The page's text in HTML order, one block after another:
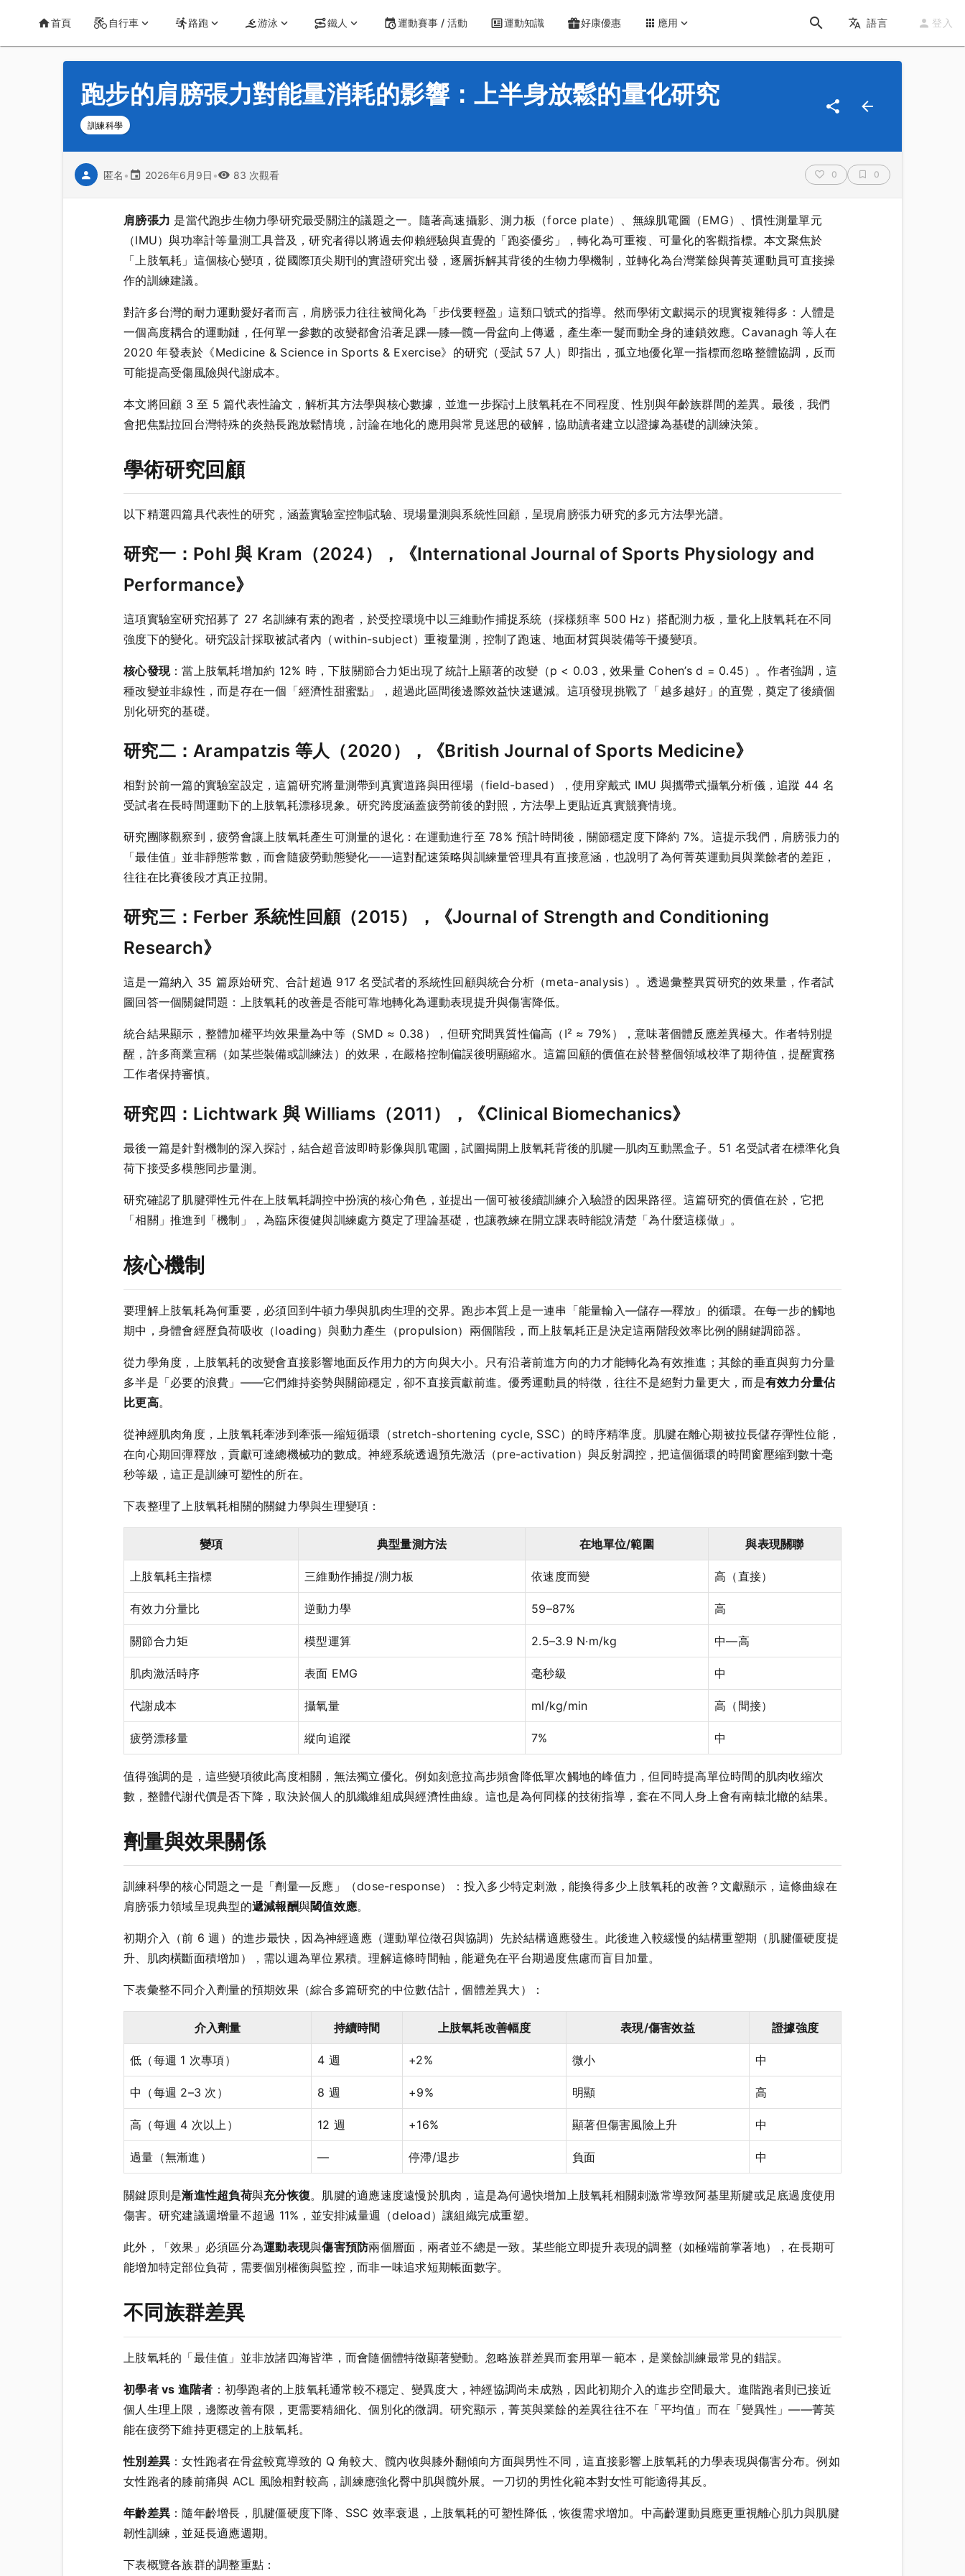
CT Yeh 公路車基地
首頁 自行車 路跑 游泳 鐵人 運動賽事 / 活動 運動知識 好康優惠 應用 語言 登入
運動知識 詳情
跑步的肩膀張力對能量消耗的影響：上半身放鬆的量化研究
訓練科學
匿名 • 2026年6月9日 • 83 次觀看 0 0
肩膀張力 是當代跑步生物力學研究最受關注的議題之一。隨著高速攝影、測力板（force plate）、無線肌電圖（EMG）、慣性測量單元
（IMU）與功率計等量測工具普及，研究者得以將過去仰賴經驗與直覺的「跑姿優劣」，轉化為可重複、可量化的客觀指標。本文聚焦於
「上肢氧耗」這個核心變項，從國際頂尖期刊的實證研究出發，逐層拆解其背後的生物力學機制，並轉化為台灣業餘與菁英運動員可直接操
作的訓練建議。
對許多台灣的耐力運動愛好者而言，肩膀張力往往被簡化為「步伐要輕盈」這類口號式的指導。然而學術文獻揭示的現實複雜得多：人體是
一個高度耦合的運動鏈，任何單一參數的改變都會沿著足踝—膝—髖—骨盆向上傳遞，產生牽一髮而動全身的連鎖效應。Cavanagh 等人在
2020 年發表於《Medicine & Science in Sports & Exercise》的研究（受試 57 人）即指出，孤立地優化單一指標而忽略整體協調，反而
可能提高受傷風險與代謝成本。
本文將回顧 3 至 5 篇代表性論文，解析其方法學與核心數據，並進一步探討上肢氧耗在不同程度、性別與年齡族群間的差異。最後，我們
會把焦點拉回台灣特殊的炎熱長跑放鬆情境，討論在地化的應用與常見迷思的破解，協助讀者建立以證據為基礎的訓練決策。
學術研究回顧
以下精選四篇具代表性的研究，涵蓋實驗室控制試驗、現場量測與系統性回顧，呈現肩膀張力研究的多元方法學光譜。
研究一：Pohl 與 Kram（2024），《International Journal of Sports Physiology and
Performance》
這項實驗室研究招募了 27 名訓練有素的跑者，於受控環境中以三維動作捕捉系統（採樣頻率 500 Hz）搭配測力板，量化上肢氧耗在不同
強度下的變化。研究設計採取被試者內（within-subject）重複量測，控制了跑速、地面材質與裝備等干擾變項。
核心發現：當上肢氧耗增加約 12% 時，下肢關節合力矩出現了統計上顯著的改變（p < 0.03，效果量 Cohen’s d = 0.45）。作者強調，這
種改變並非線性，而是存在一個「經濟性甜蜜點」，超過此區間後邊際效益快速遞減。這項發現挑戰了「越多越好」的直覺，奠定了後續個
別化研究的基礎。
研究二：Arampatzis 等人（2020），《British Journal of Sports Medicine》
相對於前一篇的實驗室設定，這篇研究將量測帶到真實道路與田徑場（field-based），使用穿戴式 IMU 與攜帶式攝氧分析儀，追蹤 44 名
受試者在長時間運動下的上肢氧耗漂移現象。研究跨度涵蓋疲勞前後的對照，方法學上更貼近真實競賽情境。
研究團隊觀察到，疲勞會讓上肢氧耗產生可測量的退化：在運動進行至 78% 預計時間後，關節穩定度下降約 7%。這提示我們，肩膀張力的
「最佳值」並非靜態常數，而會隨疲勞動態變化——這對配速策略與訓練量管理具有直接意涵，也說明了為何菁英運動員與業餘者的差距，
往往在比賽後段才真正拉開。
研究三：Ferber 系統性回顧（2015），《Journal of Strength and Conditioning
Research》
這是一篇納入 35 篇原始研究、合計超過 917 名受試者的系統性回顧與統合分析（meta-analysis）。透過彙整異質研究的效果量，作者試
圖回答一個關鍵問題：上肢氧耗的改善是否能可靠地轉化為運動表現提升與傷害降低。
統合結果顯示，整體加權平均效果量為中等（SMD ≈ 0.38），但研究間異質性偏高（I² ≈ 79%），意味著個體反應差異極大。作者特別提
醒，許多商業宣稱（如某些裝備或訓練法）的效果，在嚴格控制偏誤後明顯縮水。這篇回顧的價值在於替整個領域校準了期待值，提醒實務
工作者保持審慎。
研究四：Lichtwark 與 Williams（2011），《Clinical Biomechanics》
最後一篇是針對機制的深入探討，結合超音波即時影像與肌電圖，試圖揭開上肢氧耗背後的肌腱—肌肉互動黑盒子。51 名受試者在標準化負
荷下接受多模態同步量測。
研究確認了肌腱彈性元件在上肢氧耗調控中扮演的核心角色，並提出一個可被後續訓練介入驗證的因果路徑。這篇研究的價值在於，它把
「相關」推進到「機制」，為臨床復健與訓練處方奠定了理論基礎，也讓教練在開立課表時能說清楚「為什麼這樣做」。
核心機制
要理解上肢氧耗為何重要，必須回到牛頓力學與肌肉生理的交界。跑步本質上是一連串「能量輸入—儲存—釋放」的循環。在每一步的觸地
期中，身體會經歷負荷吸收（loading）與動力產生（propulsion）兩個階段，而上肢氧耗正是決定這兩階段效率比例的關鍵調節器。
從力學角度，上肢氧耗的改變會直接影響地面反作用力的方向與大小。只有沿著前進方向的力才能轉化為有效推進；其餘的垂直與剪力分量
多半是「必要的浪費」——它們維持姿勢與關節穩定，卻不直接貢獻前進。優秀運動員的特徵，往往不是絕對力量更大，而是有效力分量佔
比更高。
從神經肌肉角度，上肢氧耗牽涉到牽張—縮短循環（stretch-shortening cycle, SSC）的時序精準度。肌腱在離心期被拉長儲存彈性位能，
在向心期回彈釋放，貢獻可達總機械功的數成。神經系統透過預先激活（pre-activation）與反射調控，把這個循環的時間窗壓縮到數十毫
秒等級，這正是訓練可塑性的所在。
下表整理了上肢氧耗相關的關鍵力學與生理變項：
變項 典型量測方法 在地單位/範圍 與表現關聯
上肢氧耗主指標 三維動作捕捉/測力板 依速度而變 高（直接）
有效力分量比 逆動力學 59–87% 高
關節合力矩 模型運算 2.5–3.9 N·m/kg 中—高
肌肉激活時序 表面 EMG 毫秒級 中
代謝成本 攝氧量 ml/kg/min 高（間接）
疲勞漂移量 縱向追蹤 7% 中
值得強調的是，這些變項彼此高度相關，無法獨立優化。例如刻意拉高步頻會降低單次觸地的峰值力，但同時提高單位時間的肌肉收縮次
數，整體代謝代價是否下降，取決於個人的肌纖維組成與經濟性曲線。這也是為何同樣的技術指導，套在不同人身上會有南轅北轍的結果。
劑量與效果關係
訓練科學的核心問題之一是「劑量—反應」（dose-response）：投入多少特定刺激，能換得多少上肢氧耗的改善？文獻顯示，這條曲線在
肩膀張力領域呈現典型的遞減報酬與閾值效應。
初期介入（前 6 週）的進步最快，因為神經適應（運動單位徵召與協調）先於結構適應發生。此後進入較緩慢的結構重塑期（肌腱僵硬度提
升、肌肉橫斷面積增加），需以週為單位累積。理解這條時間軸，能避免在平台期過度焦慮而盲目加量。
下表彙整不同介入劑量的預期效果（綜合多篇研究的中位數估計，個體差異大）：
介入劑量 持續時間 上肢氧耗改善幅度 表現/傷害效益 證據強度
低（每週 1 次專項） 4 週 +2% 微小 中
中（每週 2–3 次） 8 週 +9% 明顯 高
高（每週 4 次以上） 12 週 +16% 顯著但傷害風險上升 中
過量（無漸進） — 停滯/退步 負面 中
關鍵原則是漸進性超負荷與充分恢復。肌腱的適應速度遠慢於肌肉，這是為何過快增加上肢氧耗相關刺激常導致阿基里斯腱或足底過度使用
傷害。研究建議週增量不超過 11%，並安排減量週（deload）讓組織完成重塑。
此外，「效果」必須區分為運動表現與傷害預防兩個層面，兩者並不總是一致。某些能立即提升表現的調整（如極端前掌著地），在長期可
能增加特定部位負荷，需要個別權衡與監控，而非一味追求短期帳面數字。
不同族群差異
上肢氧耗的「最佳值」並非放諸四海皆準，而會隨個體特徵顯著變動。忽略族群差異而套用單一範本，是業餘訓練最常見的錯誤。
初學者 vs 進階者 ：初學跑者的上肢氧耗通常較不穩定、變異度大，神經協調尚未成熟，因此初期介入的進步空間最大。進階跑者則已接近
個人生理上限，邊際改善有限，更需要精細化、個別化的微調。研究顯示，菁英與業餘的差異往往不在「平均值」而在「變異性」——菁英
能在疲勞下維持更穩定的上肢氧耗。
性別差異 ：女性跑者在骨盆較寬導致的 Q 角較大、髖內收與膝外翻傾向方面與男性不同，這直接影響上肢氧耗的力學表現與傷害分布。例如
女性跑者的膝前痛與 ACL 風險相對較高，訓練應強化臀中肌與髖外展。一刀切的男性化範本對女性可能適得其反。
年齡差異 ：隨年齡增長，肌腱僵硬度下降、SSC 效率衰退，上肢氧耗的可塑性降低，恢復需求增加。中高齡運動員應更重視離心肌力與肌腱
韌性訓練，並延長適應週期。
下表概覽各族群的調整重點：